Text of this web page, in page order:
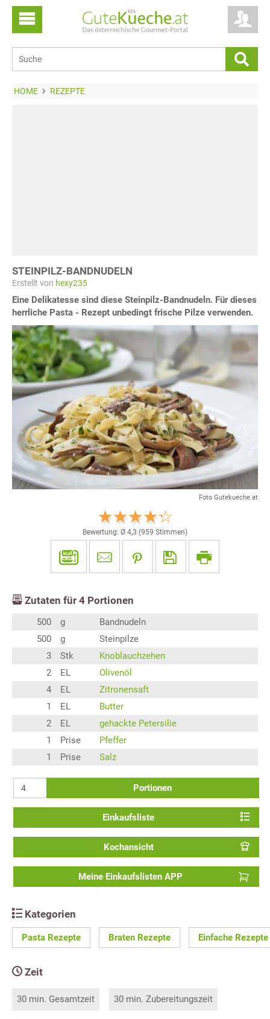
HOME REZEPTE
STEINPILZ-BANDNUDELN
Erstellt von hexy235
Eine Delikatesse sind diese Steinpilz-Bandnudeln. Für dieses
herrliche Pasta - Rezept unbedingt frische Pilze verwenden.
Foto Gutekueche.at
Bewertung: Ø 4,3 (959 Stimmen)
Zutaten für 4 Portionen
500 g
Bandnudeln
500
g
Steinpilze
3
Stk
Knoblauchzehen
2
EL
Olivenöl
4
EL
Zitronensaft
1
EL
Butter
2
EL
gehackte Petersilie
1
Prise
Pfeffer
1
Prise Salz
Portionen
Einkaufsliste
Kochansicht
Meine Einkaufslisten APP
Kategorien
Pasta Rezepte Braten Rezepte Einfache Rezepte
Zeit
30 min. Gesamtzeit 30 min. Zubereitungszeit